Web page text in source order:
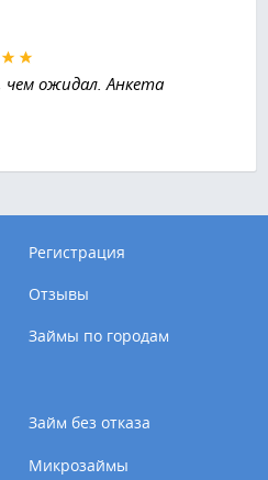
чем ожидал. Анкета
Регистрация
Отзывы
Займы по городам
Займ без отказа
Микрозаймы